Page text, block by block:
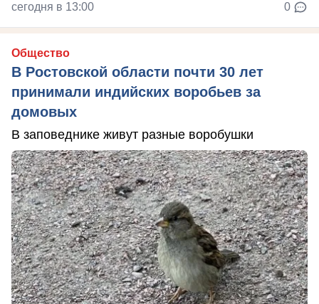
сегодня в 13:00 0
Общество
В Ростовской области почти 30 лет
принимали индийских воробьев за
домовых
В заповеднике живут разные воробушки